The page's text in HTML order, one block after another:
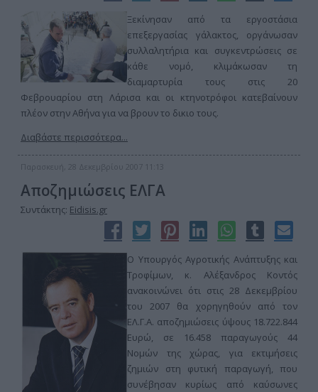
Ξεκίνησαν από τα εργοστάσια
επεξεργασίας γάλακτος, οργάνωσαν
συλλαλητήρια και συγκεντρώσεις σε
κάθε νομό, κλιμάκωσαν τη
διαμαρτυρία τους στις 20
Φεβρουαρίου στη Λάρισα και οι κτηνοτρόφοι κατεβαίνουν
πλέον στην Αθήνα για να βρουν το δικιο τους.
Διαβάστε περισσότερα...
Παρασκευή, 28 Δεκεμβρίου 2007 11:13
Αποζημιώσεις ΕΛΓΑ
Συντάκτης: Eidisis.gr
Ο Υπουργός Αγροτικής Ανάπτυξης και
Τροφίμων, κ. Αλέξανδρος Κοντός
ανακοινώνει ότι στις 28 Δεκεμβρίου
του 2007 θα χορηγηθούν από τον
ΕΛ.Γ.Α. αποζημιώσεις ύψους 18.722.844
Ευρώ, σε 16.458 παραγωγούς 44
Νομών της χώρας, για εκτιμήσεις
ζημιών στη φυτική παραγωγή, που
συνέβησαν κυρίως από καύσωνες